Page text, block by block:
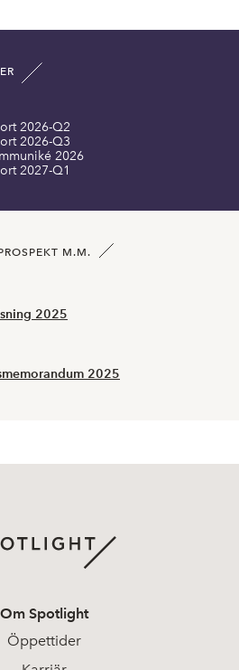
0,45 0,53
0,45
0,00
0,01
2026-Q2
2026-Q3
2026
2027-Q1
M.M.
2025
2025
Om Spotlight
Öppettider